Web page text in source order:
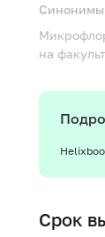
Синонимы
на
Срок